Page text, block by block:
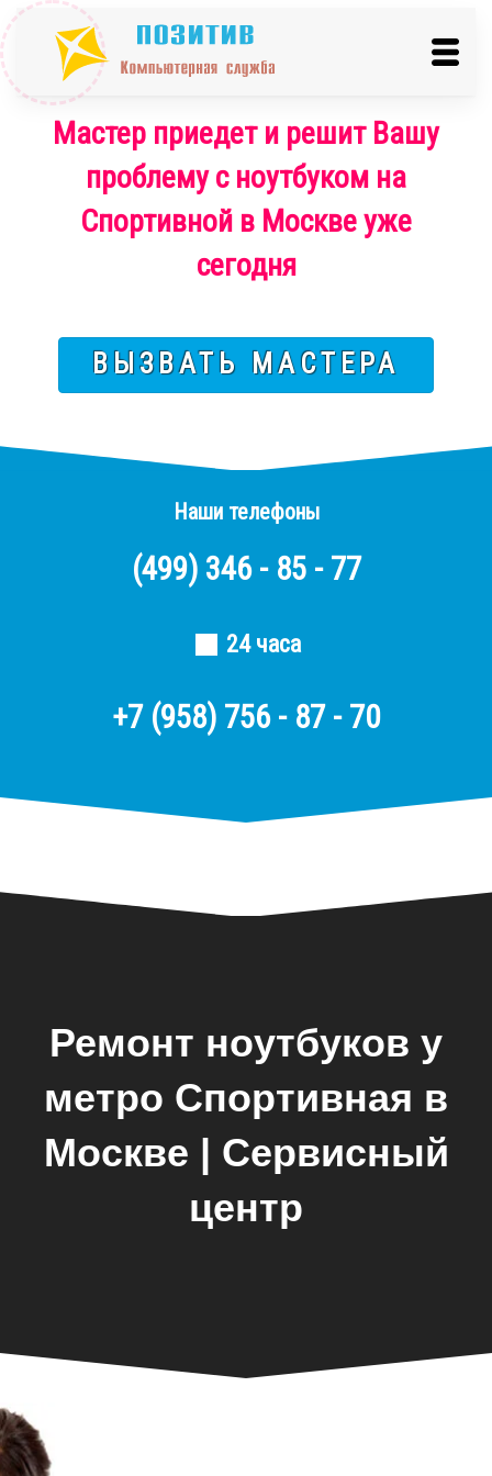
Мастер приедет и решит Вашу
проблему с ноутбуком на
Спортивной в Москве уже
сегодня
ВЫЗВАТЬ МАСТЕРА
Наши телефоны
(499) 346 - 85 - 77
24 часа
+7 (958) 756 - 87 - 70
Ремонт ноутбуков у
метро Спортивная в
Москве | Сервисный
центр